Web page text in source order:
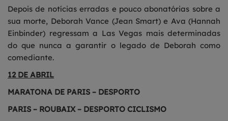
Depois de notícias erradas e pouco abonatórias sobre a
sua morte, Deborah Vance (Jean Smart) e Ava (Hannah
Einbinder) regressam a Las Vegas mais determinadas
do que nunca a garantir o legado de Deborah como
comediante.
12 DE ABRIL
MARATONA DE PARIS – DESPORTO
PARIS – ROUBAIX – DESPORTO CICLISMO